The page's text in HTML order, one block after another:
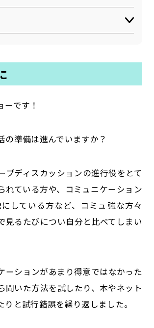
ーです！
の準備は進んでいますか？
プディスカッションの進行役をとて
れている方や、コミュニケーション
している方など、コミュ強な方々
見るたびについ自分と比べてしまい
ーションがあまり得意ではなかった
聞いた方法を試したり、本やネット
りと試行錯誤を繰り返しました。